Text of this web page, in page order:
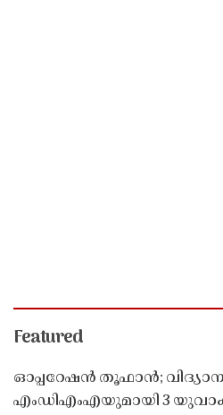
Featured
ഓപ്പറേഷൻ തൂഫാൻ;
എംഡിഎംഎയുമായി 3